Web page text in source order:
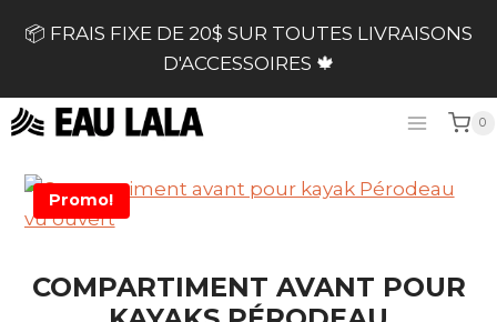
📦 FRAIS FIXE DE 20$ SUR TOUTES LIVRAISONS
D'ACCESSOIRES 🍁
0
Promo!
COMPARTIMENT AVANT POUR